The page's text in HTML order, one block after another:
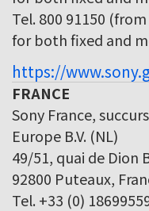
Tel. 800 91150
for both fixed and
https://
FRANCE
Sony France,
Europe B.V. (NL)
49/51, quai de Dion
92800 Puteaux,
Tel. +33 (0)